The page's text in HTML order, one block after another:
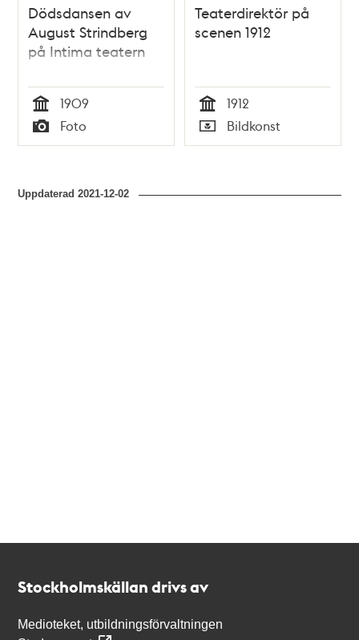
Dödsdansen av
August Strindberg
på Intima teatern
Tid
1909
Typ
Foto
Teaterdirektör på
scenen 1912
Tid
1912
Typ
Bildkonst
Uppdaterad2021-12-02
Stockholmskällan drivs av
Medioteket, utbildningsförvaltningen